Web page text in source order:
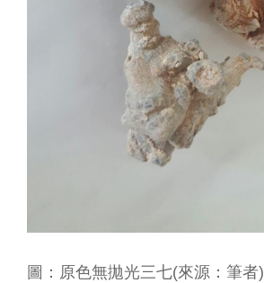
圖：原色無拋光三七(來源：筆者)